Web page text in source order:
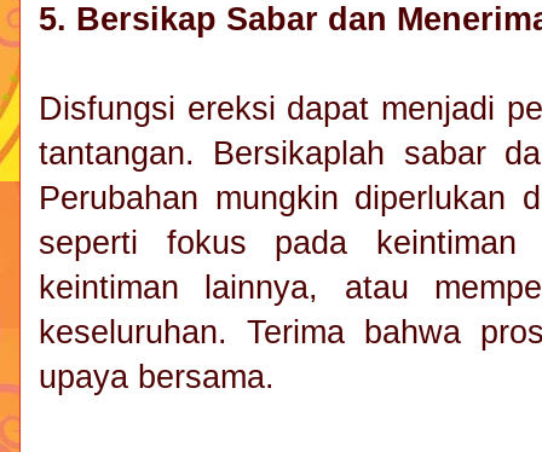
5. Bersikap Sabar dan
Disfungsi ereksi dapat menjadi
tantangan. Bersikaplah sabar
Perubahan mungkin diperlukan
seperti fokus pada keintiman
keintiman lainnya, atau
keseluruhan. Terima bahwa
upaya bersama.